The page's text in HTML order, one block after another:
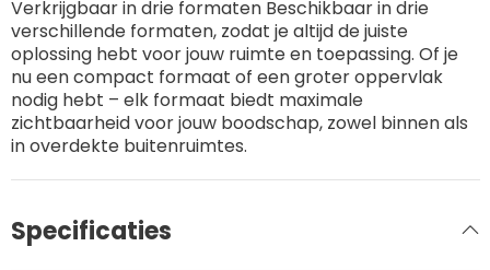
Verkrijgbaar in drie formaten Beschikbaar in drie
verschillende formaten, zodat je altijd de juiste
oplossing hebt voor jouw ruimte en toepassing. Of je
nu een compact formaat of een groter oppervlak
nodig hebt – elk formaat biedt maximale
zichtbaarheid voor jouw boodschap, zowel binnen als
in overdekte buitenruimtes.
Specificaties